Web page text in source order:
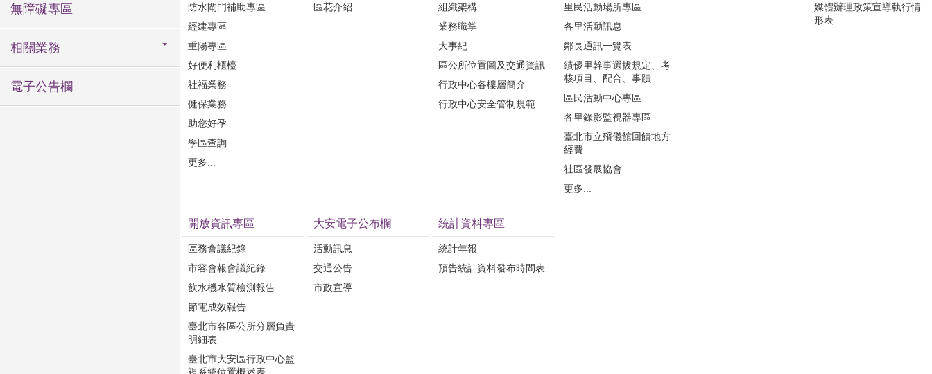
無障礙專區
相關業務
電子公告欄
防水閘門補助專區
經建專區
重陽專區
好便利櫃檯
社福業務
健保業務
助您好孕
學區查詢
更多...
區花介紹
組織架構
業務職掌
大事紀
區公所位置圖及交通資訊
行政中心各樓層簡介
行政中心安全管制規範
里民活動場所專區
各里活動訊息
鄰長通訊一覽表
績優里幹事選拔規定、考
核項目、配合、事蹟
區民活動中心專區
各里錄影監視器專區
臺北市立殯儀館回饋地方
經費
社區發展協會
更多...
媒體辦理政策宣導執行情
形表
開放資訊專區
區務會議紀錄
市容會報會議紀錄
飲水機水質檢測報告
節電成效報告
臺北市各區公所分層負責
明細表
臺北市大安區行政中心監
視系統位置概述表
大安電子公布欄
活動訊息
交通公告
市政宣導
統計資料專區
統計年報
預告統計資料發布時間表